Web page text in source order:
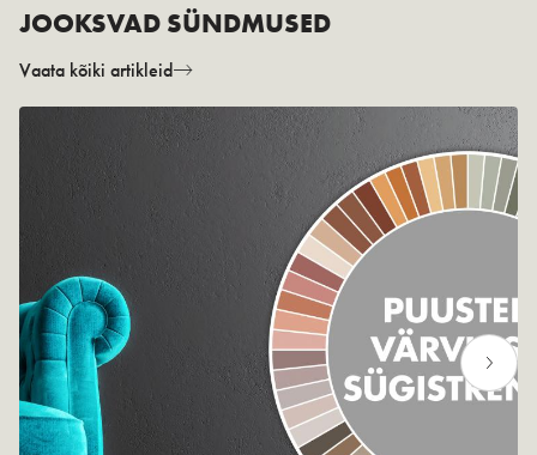
JOOKSVAD SÜNDMUSED
Vaata kõiki artikleid